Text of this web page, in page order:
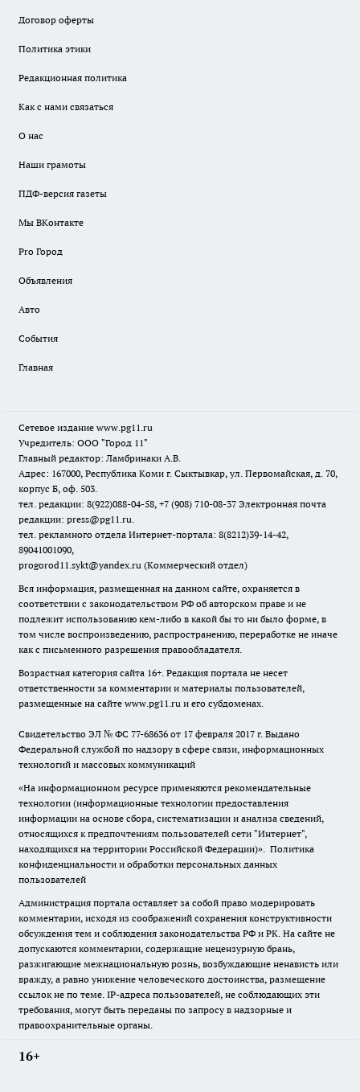
Договор оферты
Политика этики
Редакционная политика
Как с нами связаться
О нас
Наши грамоты
ПДФ-версия газеты
Мы ВКонтакте
Pro Город
Объявления
Авто
События
Главная
Сетевое издание www.pg11.ru
Учредитель: ООО "Город 11"
Главный редактор: Ламбринаки А.В.
Адрес: 167000, Республика Коми г. Сыктывкар, ул. Первомайская, д. 70,
корпус Б, оф. 503.
тел. редакции: 8(922)088-04-58, +7 (908) 710-08-37 Электронная почта
редакции: press@pg11.ru.
тел. рекламного отдела Интернет-портала: 8(8212)39-14-42,
89041001090,
progorod11.sykt@yandex.ru (Коммерческий отдел)
Вся информация, размещенная на данном сайте, охраняется в
соответствии с законодательством РФ об авторском праве и не
подлежит использованию кем-либо в какой бы то ни было форме, в
том числе воспроизведению, распространению, переработке не иначе
как с письменного разрешения правообладателя.
Возрастная категория сайта 16+. Редакция портала не несет
ответственности за комментарии и материалы пользователей,
размещенные на сайте www.pg11.ru и его субдоменах.
Свидетельство ЭЛ № ФС 77-68636 от 17 февраля 2017 г. Выдано
Федеральной службой по надзору в сфере связи, информационных
технологий и массовых коммуникаций
«На информационном ресурсе применяются рекомендательные
технологии (информационные технологии предоставления
информации на основе сбора, систематизации и анализа сведений,
относящихся к предпочтениям пользователей сети "Интернет",
находящихся на территории Российской Федерации)». Политика
конфиденциальности и обработки персональных данных
пользователей
Администрация портала оставляет за собой право модерировать
комментарии, исходя из соображений сохранения конструктивности
обсуждения тем и соблюдения законодательства РФ и РК. На сайте не
допускаются комментарии, содержащие нецензурную брань,
разжигающие межнациональную рознь, возбуждающие ненависть или
вражду, а равно унижение человеческого достоинства, размещение
ссылок не по теме. IP-адреса пользователей, не соблюдающих эти
требования, могут быть переданы по запросу в надзорные и
правоохранительные органы.
16+